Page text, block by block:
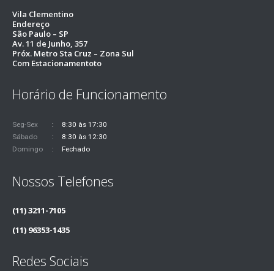
Vila Clementino
Endereço
São Paulo – SP
Av. 11 de Junho, 357
Próx. Metro Sta Cruz – Zona Sul
Com Estacionamentoto
Horário de Funcionamento
Seg-Sex
8:30 às 17:30
Sábado
8:30 às 12:30
Domingo
Fechado
Nossos Telefones
(11) 3211-7105
(11) 96353-1435
Redes Sociais